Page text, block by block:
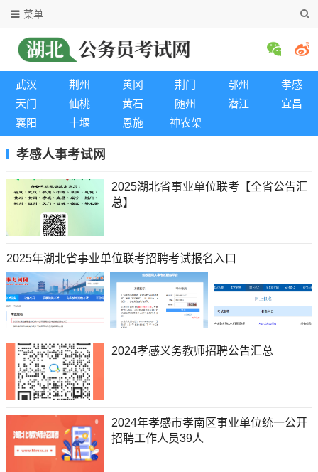
菜单
武汉 荆州 黄冈 荆门 鄂州
孝感
天门
仙桃 黄石 随州 潜江
宜昌
襄阳
十堰 恩施 神农架
孝感人事考试网
2025湖北省事业单位联考【全省公告汇
总】
2025年湖北省事业单位联考招聘考试报名入口
2024孝感义务教师招聘公告汇总
2024年孝感市孝南区事业单位统一公开
招聘工作人员39人